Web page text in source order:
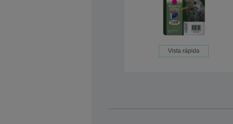
Vista rápida